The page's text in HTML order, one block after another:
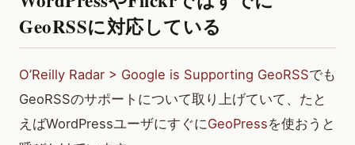
GeoRSSに対応している
O’Reilly Radar > Google is Supporting GeoRSSでも
GeoRSSのサポートについて取り上げていて、たと
えばWordPressユーザにすぐにGeoPressを使おうと